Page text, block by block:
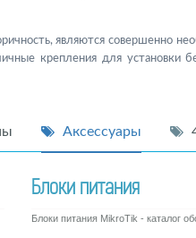
являются совершенно
крепления для установки
Аксессуары
Блоки питания
Блоки питания MikroTik - каталог